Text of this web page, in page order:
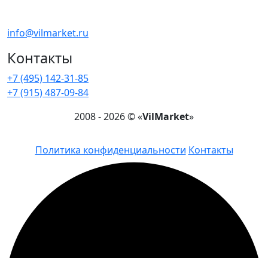
info@vilmarket.ru
Контакты
+7 (495) 142-31-85
+7 (915) 487-09-84
2008 - 2026 © «VilMarket»
Политика конфиденциальности Контакты